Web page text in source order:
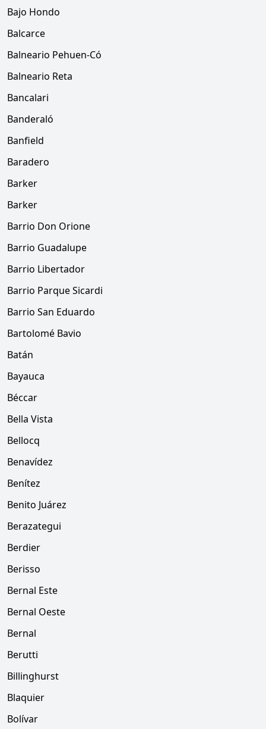
Bajo Hondo
Balcarce
Balneario Pehuen-Có
Balneario Reta
Bancalari
Banderaló
Banfield
Baradero
Barker
Barker
Barrio Don Orione
Barrio Guadalupe
Barrio Libertador
Barrio Parque Sicardi
Barrio San Eduardo
Bartolomé Bavio
Batán
Bayauca
Béccar
Bella Vista
Bellocq
Benavídez
Benítez
Benito Juárez
Berazategui
Berdier
Berisso
Bernal Este
Bernal Oeste
Bernal
Berutti
Billinghurst
Blaquier
Bolívar